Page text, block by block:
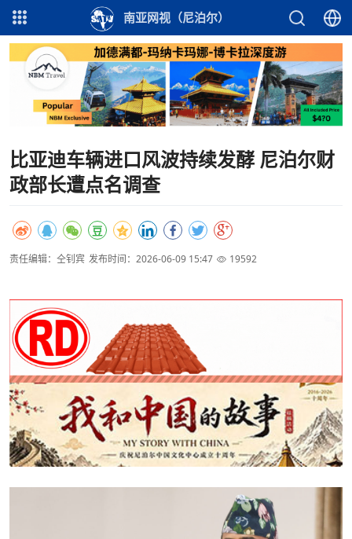
南亚网视（尼泊尔）
比亚迪车辆进口风波持续发酵 尼泊尔财
政部长遭点名调查
责任编辑：仝钊宾 发布时间：2026-06-09 15:47 19592